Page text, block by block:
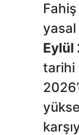
yasal
Eylül
tarihi